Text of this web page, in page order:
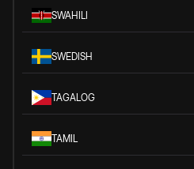
SWAHILI
SWEDISH
TAGALOG
TAMIL